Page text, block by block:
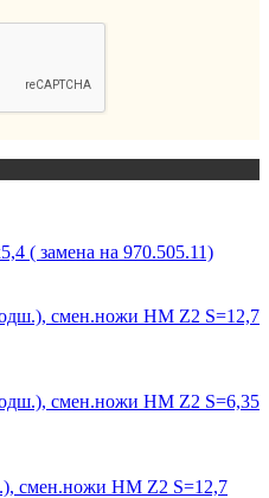
( замена на 970.505.11)
смен.ножи HM Z2 S=12,7
смен.ножи HM Z2 S=6,35
смен.ножи HM Z2 S=12,7